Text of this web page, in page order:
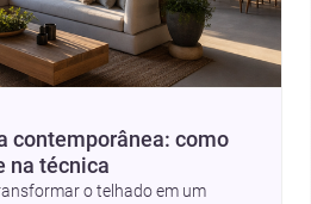
contemporânea: como
na técnica
o telhado em um